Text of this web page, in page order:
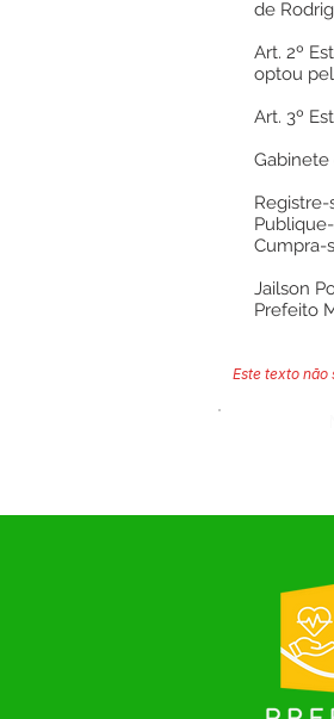
de
Art. 2º
optou
Art. 3º
Gabinete
Registre-
Cumpra-
Jailson
Prefeito
Este texto não